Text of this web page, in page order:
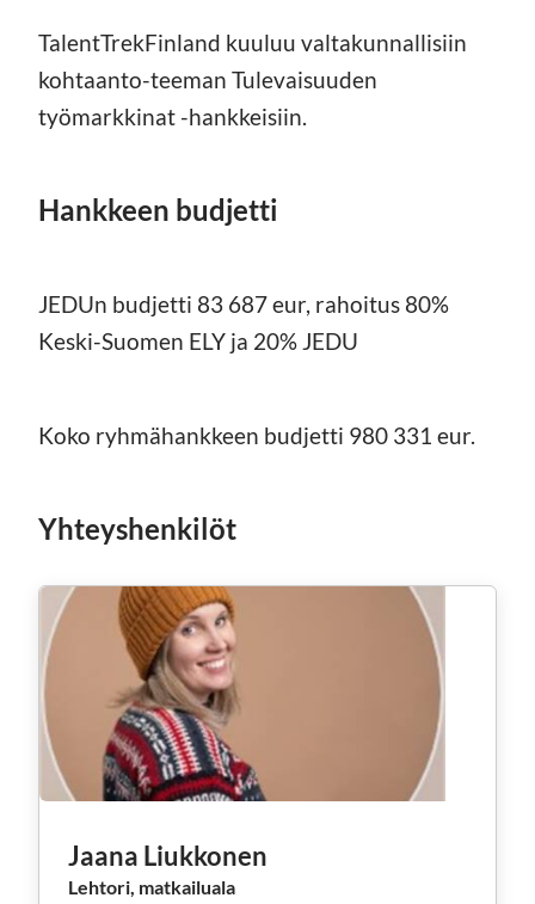
TalentTrekFinland kuuluu valtakunnallisiin
kohtaanto-teeman Tulevaisuuden
työmarkkinat -hankkeisiin.
Hankkeen budjetti
JEDUn budjetti 83 687 eur, rahoitus 80%
Keski-Suomen ELY ja 20% JEDU
Koko ryhmähankkeen budjetti 980 331 eur.
Yhteyshenkilöt
Jaana Liukkonen
Lehtori, matkailuala